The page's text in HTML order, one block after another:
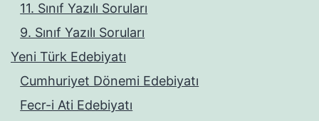
11. Sınıf Yazılı Soruları
9. Sınıf Yazılı Soruları
Yeni Türk Edebiyatı
Cumhuriyet Dönemi Edebiyatı
Fecr-i Ati Edebiyatı